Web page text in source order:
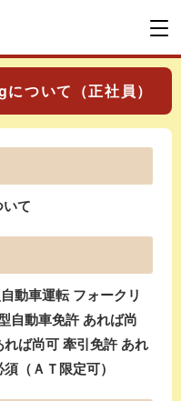
ついて（正社員）
て
動車運転 フォークリ
自動車免許 あれば尚
ば尚可 牽引免許 あれ
（ＡＴ限定可）